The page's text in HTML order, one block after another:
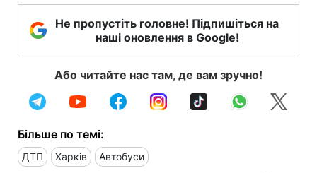
Не пропустіть головне! Підпишіться на
наші оновлення в Google!
Або читайте нас там, де вам зручно!
Більше по темі:
ДТП Харків Автобуси